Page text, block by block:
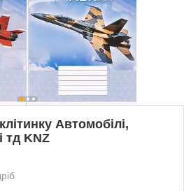
Автомобілі,
тд KNZ